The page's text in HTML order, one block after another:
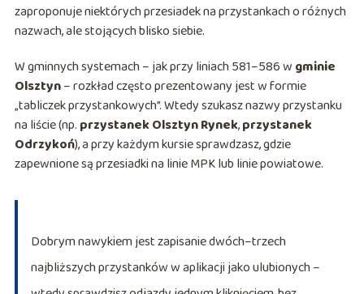
zaproponuje niektórych przesiadek na przystankach o różnych
nazwach, ale stojących blisko siebie.
W gminnych systemach – jak przy liniach 581–586 w gminie
Olsztyn– rozkład często prezentowany jest w formie
„tabliczek przystankowych”. Wtedy szukasz nazwy przystanku
na liście (np. przystanek Olsztyn Rynek,przystanek
Odrzykoń), a przy każdym kursie sprawdzasz, gdzie
zapewnione są przesiadki na linie MPK lub linie powiatowe.
Dobrym nawykiem jest zapisanie dwóch–trzech
najbliższych przystanków w aplikacji jako ulubionych –